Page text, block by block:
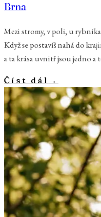
Brna
Mezi stromy, v poli, u
Když se postavíš nahá do
a ta krása uvnitř jsou jedno a
Číst dál →